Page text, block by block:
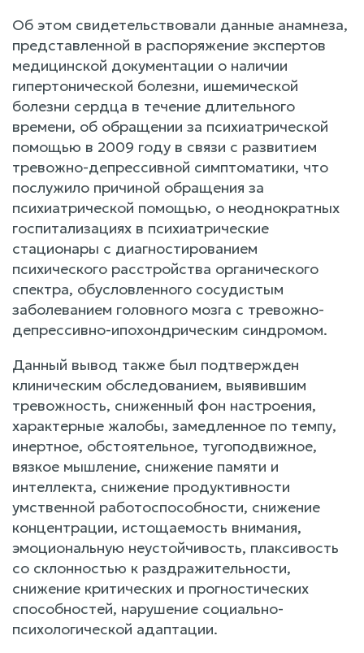
Об этом свидетельствовали данные анамнеза,
представленной в распоряжение экспертов
медицинской документации о наличии
гипертонической болезни, ишемической
болезни сердца в течение длительного
времени, об обращении за психиатрической
помощью в 2009 году в связи с развитием
тревожно-депрессивной симптоматики, что
послужило причиной обращения за
психиатрической помощью, о неоднократных
госпитализациях в психиатрические
стационары с диагностированием
психического расстройства органического
спектра, обусловленного сосудистым
заболеванием головного мозга с тревожно-
депрессивно-ипохондрическим синдромом.
Данный вывод также был подтвержден
клиническим обследованием, выявившим
тревожность, сниженный фон настроения,
характерные жалобы, замедленное по темпу,
инертное, обстоятельное, тугоподвижное,
вязкое мышление, снижение памяти и
интеллекта, снижение продуктивности
умственной работоспособности, снижение
концентрации, истощаемость внимания,
эмоциональную неустойчивость, плаксивость
со склонностью к раздражительности,
снижение критических и прогностических
способностей, нарушение социально-
психологической адаптации.